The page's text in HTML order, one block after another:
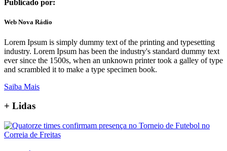
Publicado por:
Web Nova Rádio
Lorem Ipsum is simply dummy text of the printing and typesetting
industry. Lorem Ipsum has been the industry's standard dummy text
ever since the 1500s, when an unknown printer took a galley of type
and scrambled it to make a type specimen book.
Saiba Mais
+ Lidas